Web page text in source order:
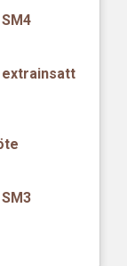
extrainsatt